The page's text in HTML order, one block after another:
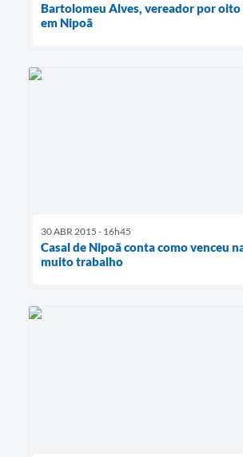
Bartolomeu Alves, vereador por
em Nipoã
30 ABR 2015 - 16h45
Casal de Nipoã conta como venceu
muito trabalho